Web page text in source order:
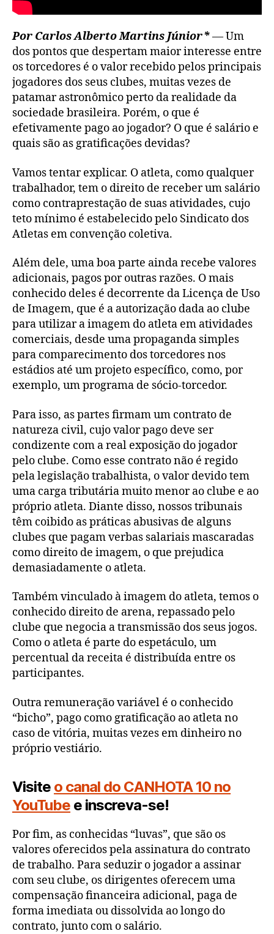
Por Carlos Alberto Martins Júnior*— Um
dos pontos que despertam maior interesse entre
os torcedores é o valor recebido pelos principais
jogadores dos seus clubes, muitas vezes de
patamar astronômico perto da realidade da
sociedade brasileira. Porém, o que é
efetivamente pago ao jogador? O que é salário e
quais são as gratificações devidas?
Vamos tentar explicar. O atleta, como qualquer
trabalhador, tem o direito de receber um salário
como contraprestação de suas atividades, cujo
teto mínimo é estabelecido pelo Sindicato dos
Atletas em convenção coletiva.
Além dele, uma boa parte ainda recebe valores
adicionais, pagos por outras razões. O mais
conhecido deles é decorrente da Licença de Uso
de Imagem, que é a autorização dada ao clube
para utilizar a imagem do atleta em atividades
comerciais, desde uma propaganda simples
para comparecimento dos torcedores nos
estádios até um projeto específico, como, por
exemplo, um programa de sócio-torcedor.
Para isso, as partes firmam um contrato de
natureza civil, cujo valor pago deve ser
condizente com a real exposição do jogador
pelo clube. Como esse contrato não é regido
pela legislação trabalhista, o valor devido tem
uma carga tributária muito menor ao clube e ao
próprio atleta. Diante disso, nossos tribunais
têm coibido as práticas abusivas de alguns
clubes que pagam verbas salariais mascaradas
como direito de imagem, o que prejudica
demasiadamente o atleta.
Também vinculado à imagem do atleta, temos o
conhecido direito de arena, repassado pelo
clube que negocia a transmissão dos seus jogos.
Como o atleta é parte do espetáculo, um
percentual da receita é distribuída entre os
participantes.
Outra remuneração variável é o conhecido
“bicho”, pago como gratificação ao atleta no
caso de vitória, muitas vezes em dinheiro no
próprio vestiário.
Visite o canal do CANHOTA 10 no
YouTube e inscreva-se!
Por fim, as conhecidas “luvas”, que são os
valores oferecidos pela assinatura do contrato
de trabalho. Para seduzir o jogador a assinar
com seu clube, os dirigentes oferecem uma
compensação financeira adicional, paga de
forma imediata ou dissolvida ao longo do
contrato, junto com o salário.